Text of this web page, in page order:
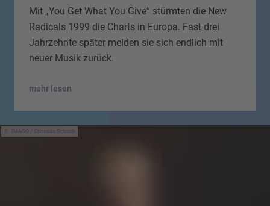
Mit „You Get What You Give“ stürmten die New
Radicals 1999 die Charts in Europa. Fast drei
Jahrzehnte später melden sie sich endlich mit
neuer Musik zurück.
mehr lesen
IMAGO / Christian Schroth